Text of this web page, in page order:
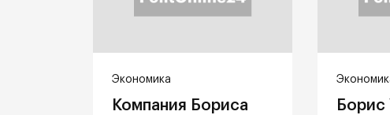
Экономика
Компания Бориса Борис